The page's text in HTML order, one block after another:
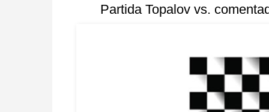
Partida Topalov vs.